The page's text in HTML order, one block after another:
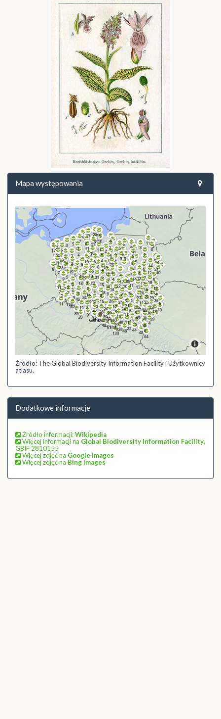
Mapa występowania
Źródło: The Global Biodiversity Information Facility i Użytkownicy
atlasu.
Dodatkowe informacje
Źródło informacji:Wikipedia
Więcej informacji na Global Biodiversity Information Facility,
GBIF 2810155
Więcej zdjęć na Google images
Więcej zdjęć na Bing images